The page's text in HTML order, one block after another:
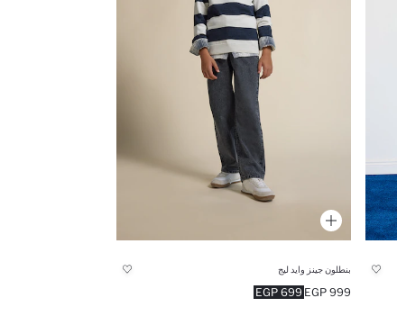
بنطلون جينز وايد ليج
699 EGP 999 EGP